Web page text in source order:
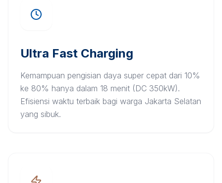
Ultra Fast Charging
Kemampuan pengisian daya super cepat dari 10%
ke 80% hanya dalam 18 menit (DC 350kW).
Efisiensi waktu terbaik bagi warga Jakarta Selatan
yang sibuk.